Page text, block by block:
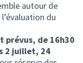
autour de
du
prévus, de 16h30
2 juillet, 24